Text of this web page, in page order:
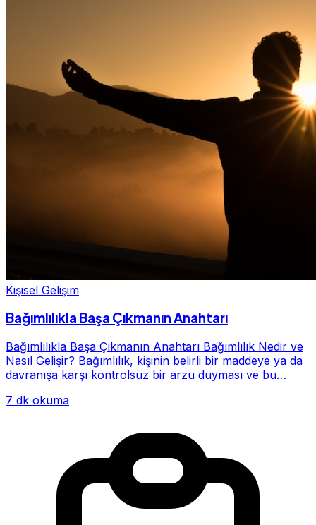
Kişisel Gelişim
Bağımlılıkla Başa Çıkmanın Anahtarı
Bağımlılıkla Başa Çıkmanın Anahtarı Bağımlılık Nedir ve
Nasıl Gelişir? Bağımlılık, kişinin belirli bir maddeye ya da
davranışa karşı kontrolsüz bir arzu duyması ve bu
7 dk okuma